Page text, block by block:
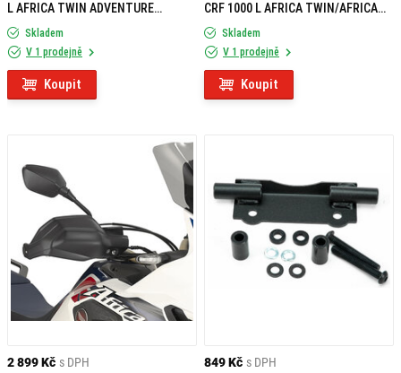
L AFRICA TWIN ADVENTURE
SPORTS (18-19) SR1161
Skladem
V 1 prodejně
Koupit
CRF 1000 L AFRICA TWIN/AFRICA
TWIN ADVENTURE SPORTS (18)
BF25Skladem
V 1 prodejně
Koupit
2 899 Kč s DPH
849 Kč s DPH